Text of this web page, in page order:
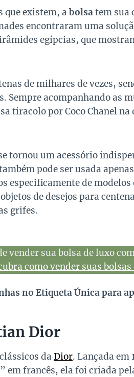
que existem, a bolsatem sua
encontraram uma
egípcias, que
de milhares de vezes,
Sempre acompanhando as
tiracolo por Coco Chanel na
tornou um acessório
pode ser usada
especificamente de
de desejos para
grifes.
vender sua bolsa de luxo
como vender suas
no Etiqueta Única para
Dior
da Dior. Lançada em
francês, ela foi criada